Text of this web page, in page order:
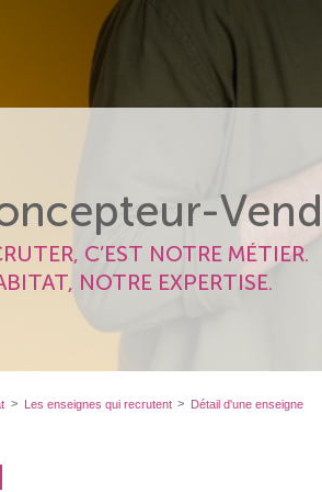
C’EST NOTRE MÉTIER.
NOTRE EXPERTISE.
Les enseignes qui recrutent Détail d'une enseigne